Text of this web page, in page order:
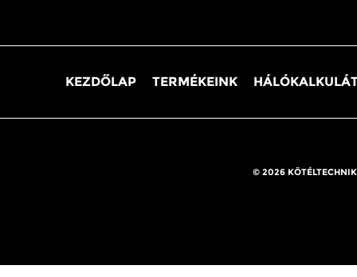
KEZDŐLAP TERMÉKEINK
© 2026